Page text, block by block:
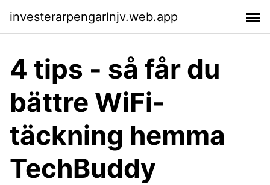
investerarpengarlnjv.web.app
4 tips - så får du
bättre WiFi-
täckning hemma
TechBuddy